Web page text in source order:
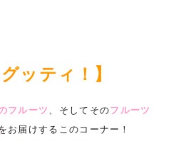
ッティ！】
フルーツ 、そしてそのフルーツ
お届けするこのコーナー！